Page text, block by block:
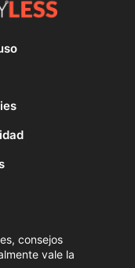
consejos
vale la